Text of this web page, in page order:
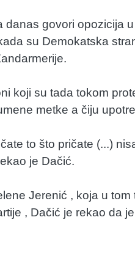
danas govori opozicija
su Demokatska
koji su tada tokom
metke a čiju
to što pričate (...)
je Dačić.
Jerenić , koja u tom
, Dačić je rekao da